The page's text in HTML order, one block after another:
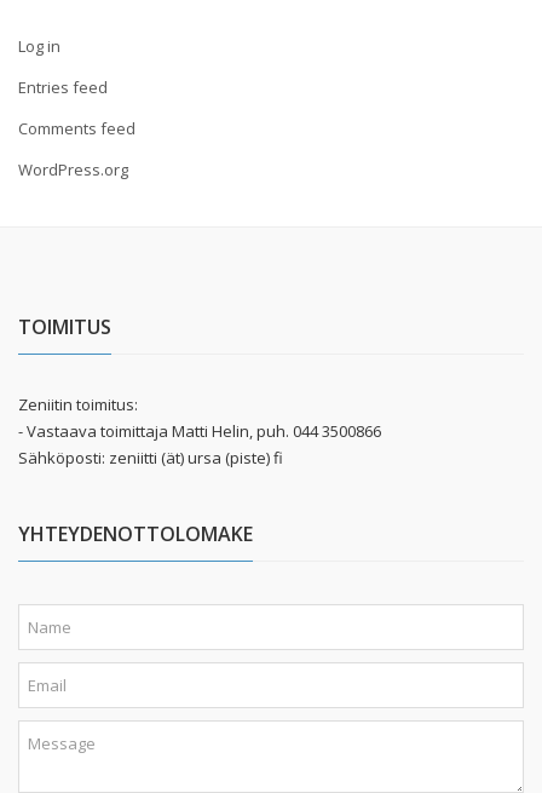
Log in
Entries feed
Comments feed
WordPress.org
TOIMITUS
Zeniitin toimitus:
- Vastaava toimittaja Matti Helin, puh. 044 3500866
Sähköposti: zeniitti (ät) ursa (piste) fi
YHTEYDENOTTOLOMAKE